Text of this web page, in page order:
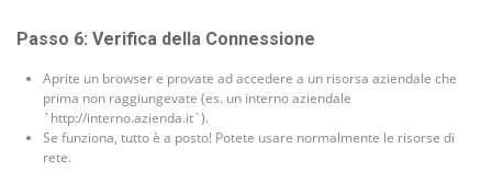
Passo 6: Verifica della Connessione
Aprite un browser e provate ad accedere a un risorsa aziendale che
prima non raggiungevate (es. un interno aziendale
`http://interno.azienda.it`).
Se funziona, tutto è a posto! Potete usare normalmente le risorse di
rete.